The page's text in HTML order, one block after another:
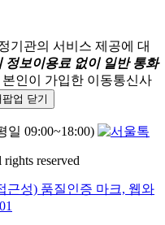
기관의 서비스 제공에 대
정보이용료 없이 일반 통화
인이 가입한 이동통신사
업 닫기
일 09:00~18:00)
reserved